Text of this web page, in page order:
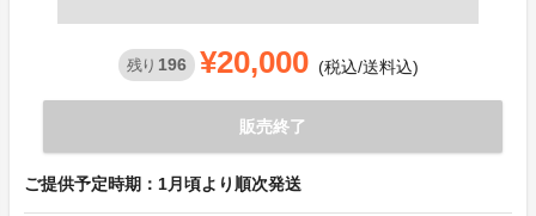
残り 196 ¥20,000 (税込/送料込)
販売終了
ご提供予定時期：1月頃より順次発送